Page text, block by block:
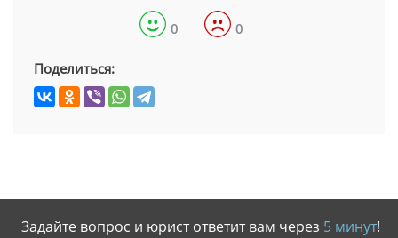
0 0
Поделиться:
Задайте вопрос и юрист ответит вам через 5 минут!